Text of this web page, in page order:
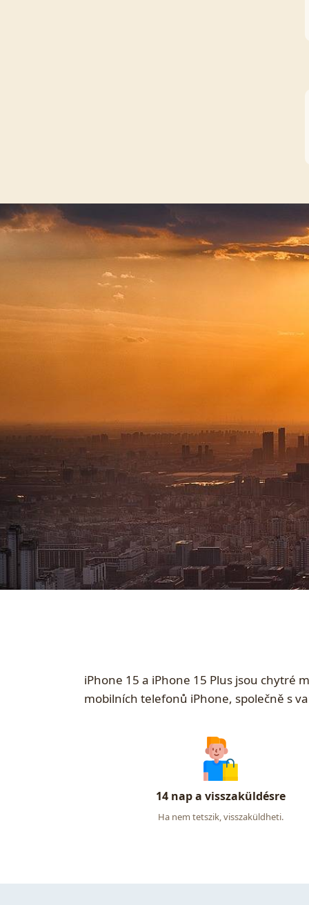
iPhone 15 a iPhone 15 Plus jsou chytré
mobilních telefonů iPhone, společně s
14 nap a visszaküldésre
Ha nem tetszik, visszaküldheti.